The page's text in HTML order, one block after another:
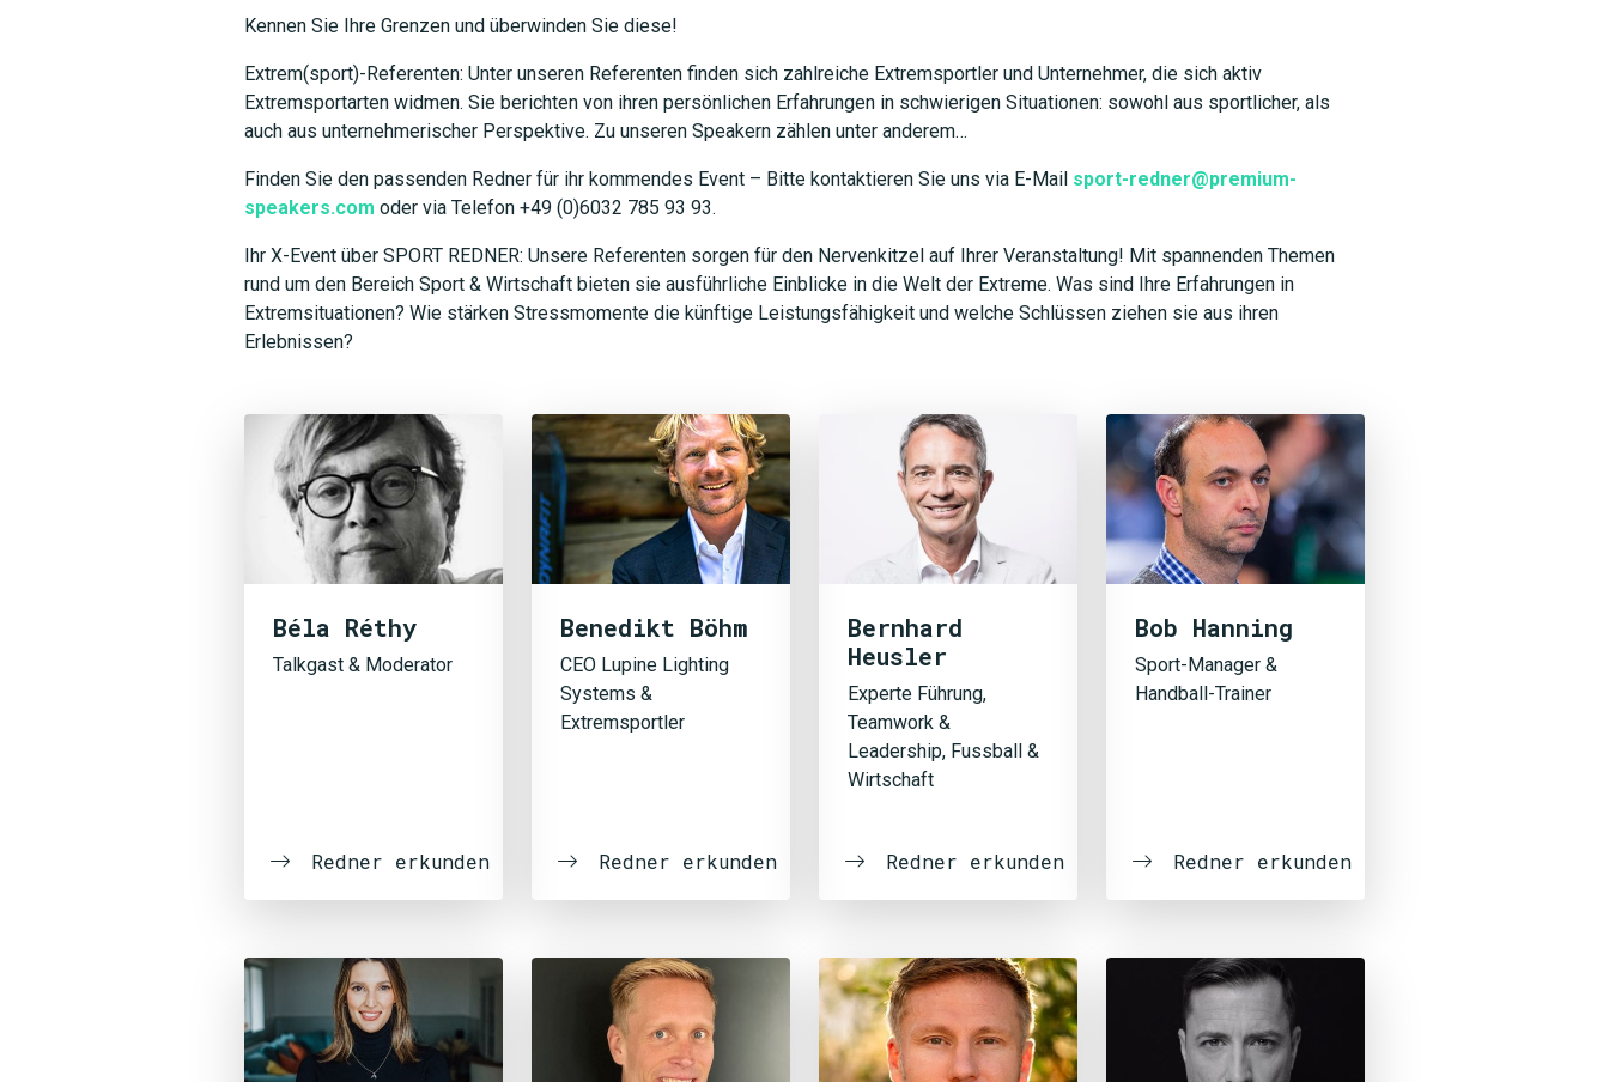
Kennen Sie Ihre Grenzen und überwinden Sie diese!
Extrem(sport)-Referenten: Unter unseren Referenten finden sich zahlreiche Extremsportler und Unternehmer, die sich aktiv
Extremsportarten widmen. Sie berichten von ihren persönlichen Erfahrungen in schwierigen Situationen: sowohl aus sportlicher, als
auch aus unternehmerischer Perspektive. Zu unseren Speakern zählen unter anderem…
Finden Sie den passenden Redner für ihr kommendes Event – Bitte kontaktieren Sie uns via E-Mail sport-redner@premium-
speakers.com oder via Telefon +49 (0)6032 785 93 93.
Ihr X-Event über SPORT REDNER: Unsere Referenten sorgen für den Nervenkitzel auf Ihrer Veranstaltung! Mit spannenden Themen
rund um den Bereich Sport & Wirtschaft bieten sie ausführliche Einblicke in die Welt der Extreme. Was sind Ihre Erfahrungen in
Extremsituationen? Wie stärken Stressmomente die künftige Leistungsfähigkeit und welche Schlüssen ziehen sie aus ihren
Erlebnissen?
Béla Réthy
Talkgast & Moderator
Redner erkunden
Benedikt Böhm
CEO Lupine Lighting
Systems &
Extremsportler
Redner erkunden
Bernhard
Heusler
Experte Führung,
Teamwork &
Leadership, Fussball &
Wirtschaft
Redner erkunden
Bob Hanning
Sport-Manager &
Handball-Trainer
Redner erkunden